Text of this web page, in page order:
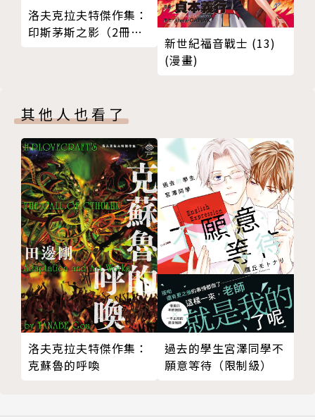
洛夫克拉夫特傑作集：
印斯茅斯之影（2冊套
新世紀福音戰士 (13)
(漫畫)
其他人也看了
洛夫克拉夫特傑作集：
克蘇魯的呼喚
過去的學生宮澤同學不
願意等待（限制級）